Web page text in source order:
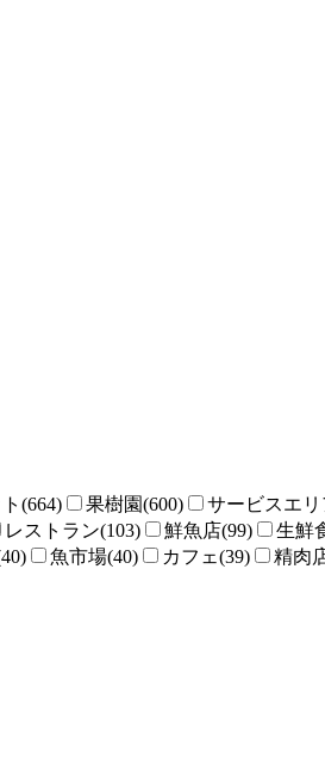
(664) 果樹園(600) サービスエ
レストラン(103) 鮮魚店(99) 生鮮
魚市場(40) カフェ(39) 精肉